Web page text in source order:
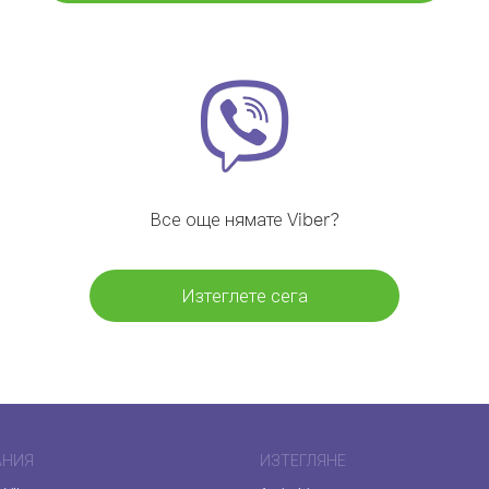
Все още нямате Viber?
Изтеглете сега
ИЗТЕГЛЯНЕ